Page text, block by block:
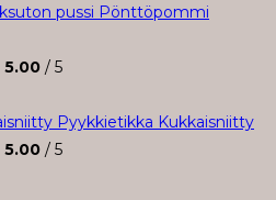
Pönttöpommi
5.00 / 5
Pyykkietikka Kukkaisniitty
5.00 / 5